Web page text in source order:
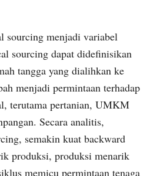
sourcing menjadi variabel
sourcing dapat didefinisikan
tangga yang dialihkan ke
menjadi permintaan terhadap
terutama pertanian, UMKM
Secara analitis,
semakin kuat backward
produksi, produksi menarik
memicu permintaan tenaga